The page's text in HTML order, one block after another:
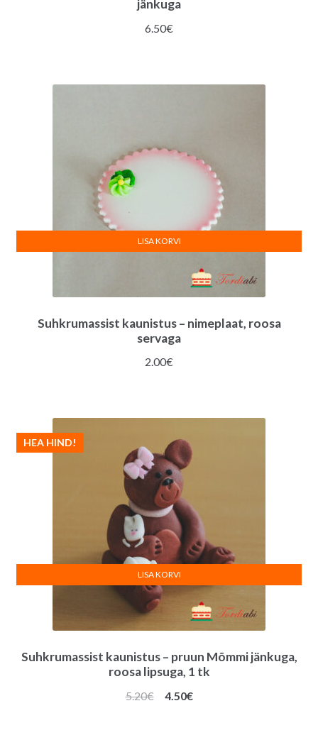
jänkuga
6.50€
Suhkrumassist kaunistus – nimeplaat, roosa
servaga
2.00€
LISA KORVI
Suhkrumassist kaunistus – pruun Mõmmi jänkuga,
roosa lipsuga, 1 tk
HEA HIND!
5.20€
Algne
4.50€Praegune
LISA KORVI